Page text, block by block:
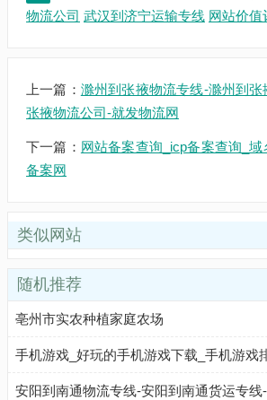
物流公司 武汉到济宁运输专线 网站价值
上一篇： 滁州到张掖物流专线-滁州到
张掖物流公司-就发物流网
下一篇： 网站备案查询_icp备案查询_
备案网
类似网站
随机推荐
亳州市实农种植家庭农场
手机游戏_好玩的手机游戏下载_手机游戏